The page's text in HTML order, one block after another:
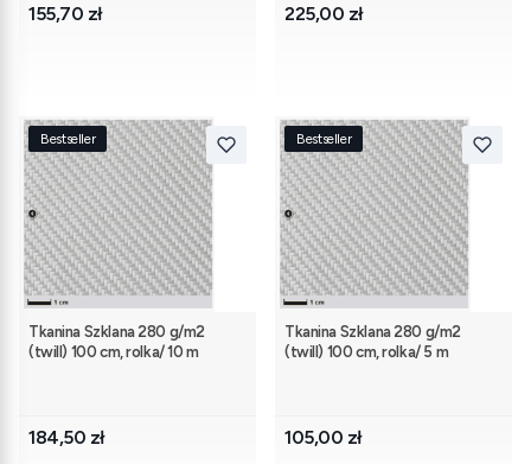
Cena
155,70 zł Cena
225,00 zł
Bestseller
Tkanina Szklana 280 g/m2
(twill) 100 cm, rolka/ 10 m
Cena
184,50 zł
Bestseller
Tkanina Szklana 280 g/m2
(twill) 100 cm, rolka/ 5 m
Cena
105,00 zł